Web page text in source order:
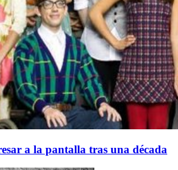
a la pantalla tras una década